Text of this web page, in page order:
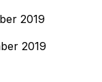
2019
2019